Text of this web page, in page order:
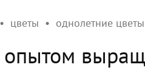
цветы однолетние цветы
опытом